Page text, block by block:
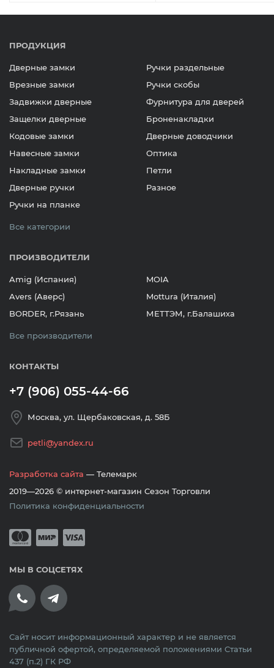
ПРОДУКЦИЯ
Дверные замки
Врезные замки
Задвижки дверные
Защелки дверные
Кодовые замки
Навесные замки
Накладные замки
Дверные ручки
Ручки на планке
Ручки раздельные
Ручки скобы
Фурнитура для дверей
Броненакладки
Дверные доводчики
Оптика
Петли
Разное
Все категории
ПРОИЗВОДИТЕЛИ
Amig (Испания)
Avers (Аверс)
BORDER, г.Рязань
MOIA
Mottura (Италия)
МЕТТЭМ, г.Балашиха
Все производители
КОНТАКТЫ
+7 (906) 055-44-66
Москва, ул. Щербаковская, д. 58Б
petli@yandex.ru
Разработка сайта — Телемарк
2019—2026 © интернет-магазин Сезон Торговли
Политика конфиденциальности
Принимается оплата банковскими
МЫ В СОЦСЕТЯХ
Сайт носит информационный характер и не является
публичной офертой, определяемой положениями Статьи
437 (п.2) ГК РФ